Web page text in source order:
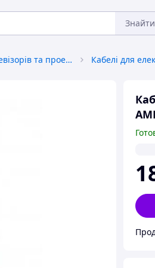
Знайти
Аксесуари для телевізорів та проекторів Кабелі для